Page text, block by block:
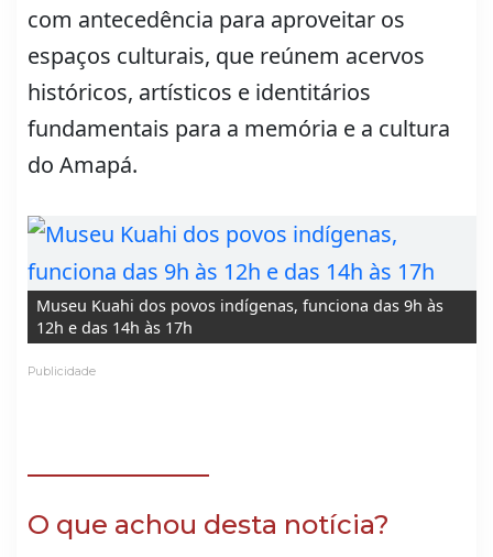
com antecedência para aproveitar os
espaços culturais, que reúnem acervos
históricos, artísticos e identitários
fundamentais para a memória e a cultura
do Amapá.
Museu Kuahi dos povos indígenas, funciona das 9h às
12h e das 14h às 17h
Publicidade
O que achou desta notícia?